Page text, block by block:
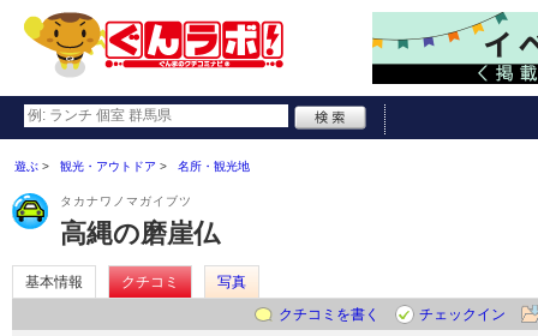
遊ぶ 観光・アウトドア 名所・観光地
タカナワノマガイブツ
高縄の磨崖仏
基本情報 クチコミ
写真
クチコミを書く
チェックイン